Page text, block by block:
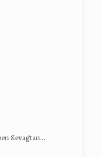
Sevag’tan…